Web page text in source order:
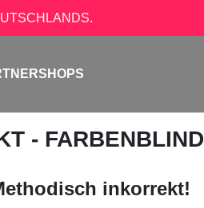
- FARBENBLIND
inkorrekt!